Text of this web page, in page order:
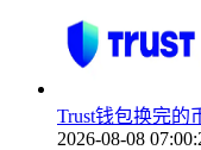
Trust钱包换完的
2026-08-08